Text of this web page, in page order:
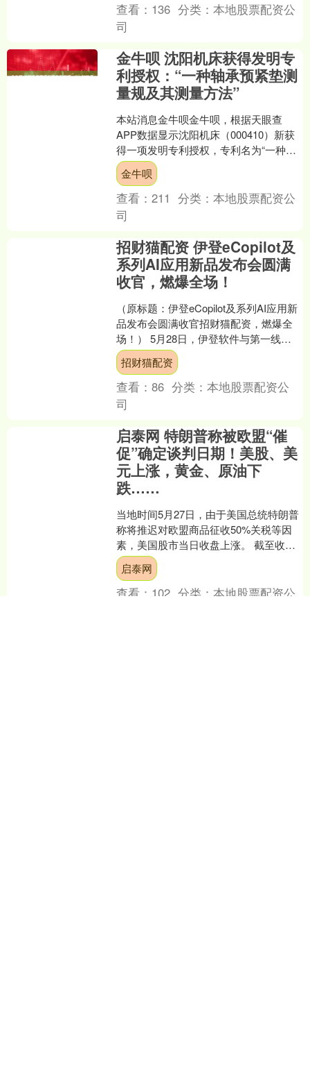
查看： 136 分类：本地股票配资公
司
金牛呗 沈阳机床获得发明专
利授权：“一种轴承预紧垫测
量规及其测量方法”
本站消息金牛呗金牛呗，根据天眼查
APP数据显示沈阳机床（000410）新获
得一项发明专利授权，专利名为“一种轴
承预紧垫测量规及其测量方法”，专利申
请号为CN20....
金牛呗
查看：211 分类：本地股票配资公
司
招财猫配资 伊登eCopilot及
系列AI应用新品发布会圆满
收官，燃爆全场！
（原标题：伊登eCopilot及系列AI应用新
品发布会圆满收官招财猫配资，燃爆全
场！） 5月28日，伊登软件与第一线
DYXnet联合举办的"e键加速，智启伊
始"....
招财猫配资
查看：86 分类：本地股票配资公
司
启泰网 特朗普称被欧盟“催
促”确定谈判日期！美股、美
元上涨，黄金、原油下
跌……
当地时间5月27日，由于美国总统特朗普
称将推迟对欧盟商品征收50%关税等因
素，美国股市当日收盘上涨。 截至收
盘，道琼斯工业平均指数比前一交易日
上涨740.58点....
启泰网
查看： 102 分类：本地股票配资公